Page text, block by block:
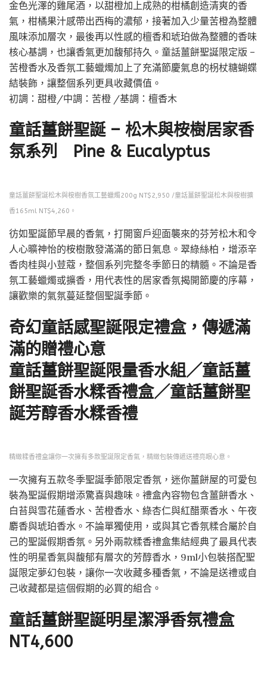
金色光澤的雞尾酒，以甜橙加上成熟的柑橘創造清爽的香
氣，柑橘果汁感帶出西梅的濃郁，接著加入少量苦橙為整體
風味添加層次，最後再以性感的檀香和琥珀做為整體的香味
核心基調，也讓香氣更加馥郁持久。童話薑餅聖誕限定版 –
苦橙香水及香氛工藝蠟燭加上了充滿節慶氣息的枴杖糖蝴蝶
結裝飾，讓整個系列更具收藏價值。
初調：甜橙/中調：苦橙 /基調：檀香木
童話薑餅聖誕 – 松木與桉樹居家香
氛系列 Pine & Eucalyptus
童話薑餅聖誕松木與桉樹香氛工藝蠟燭200g NT$2,950 /童話薑餅聖誕松木與桉樹擴
香165ml NT$4,260。
彷如聖誕節早晨的香氣，打開窗戶迎面襲來的芬芳松木和令
人心曠神怡的桉樹散發滿滿的節日氣息。翠綠絲柏，增添辛
香肉桂與小荳蔻，整個系列完整冬季節日的精髓。不論是香
氛工藝蠟燭或擴香，用代表性的居家香氛揭開節慶的序幕，
讓歡樂的氣氛蔓延整個聖誕季節。
奇幻童話感聖誕限定禮盒，傳遞滿
滿的贈禮心意
童話薑餅聖誕限量香水組／童話薑
餅聖誕香水糅香禮盒／童話薑餅聖
誕芳醇香水糅香禮
精緻糅香禮盒讓你一次擁有多款聖誕限定香氣，精緻包裝傳遞送禮亮眼心意。
一次擁有五款冬季聖誕季節限定香氛，迷你薑餅屋的可愛包
裝為聖誕假期增添驚喜與趣味。禮盒內容物包含薑餅香水、
白苔與雪花蓮香水、苦橙香水、綠杏仁與紅醋栗香水、午夜
麝香與琥珀香水。不論單獨使用，或與其它香氛糅合屬於自
己的聖誕假期香氛。另外兩款糅香禮盒集結經典了最具代表
性的明星香氣與馥郁有層次的芳醇香水，9ml小包裝搭配聖
誕限定夢幻包裝，讓你一次收藏多種香氣，不論是送禮或自
己收藏都是這個假期的必買的組合。
童話薑餅聖誕明星潔淨香氛禮盒
NT4,600